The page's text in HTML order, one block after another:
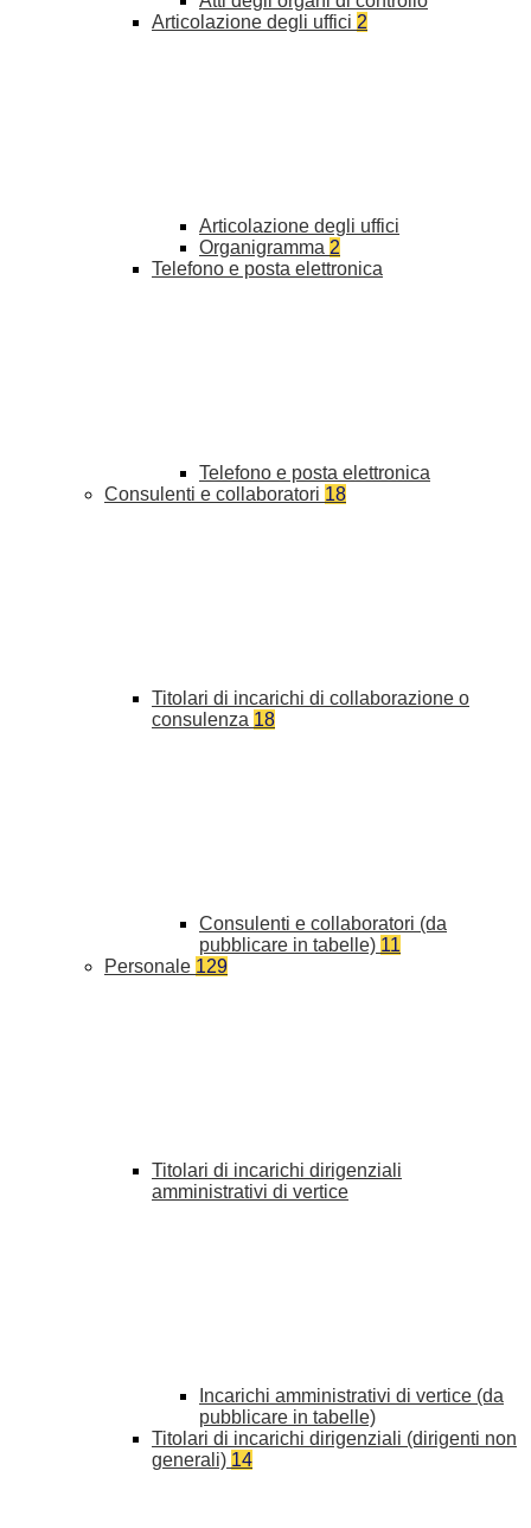
Articolazione degli uffici 2
Articolazione degli uffici
Organigramma 2
Telefono e posta elettronica
Telefono e posta elettronica
Consulenti e collaboratori 18
Titolari di incarichi di collaborazione o
consulenza 18
Consulenti e collaboratori (da
pubblicare in tabelle) 11
Personale 129
Titolari di incarichi dirigenziali
amministrativi di vertice
Incarichi amministrativi di vertice (da
pubblicare in tabelle)
Titolari di incarichi dirigenziali (dirigenti non
generali) 14